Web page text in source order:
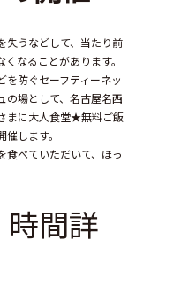
失うなどして、当たり前
なることがあります。
を防ぐセーフティーネッ
の場として、名古屋名西
まに大人食堂★無料ご飯
します。
食べていただいて、ほっ
間詳